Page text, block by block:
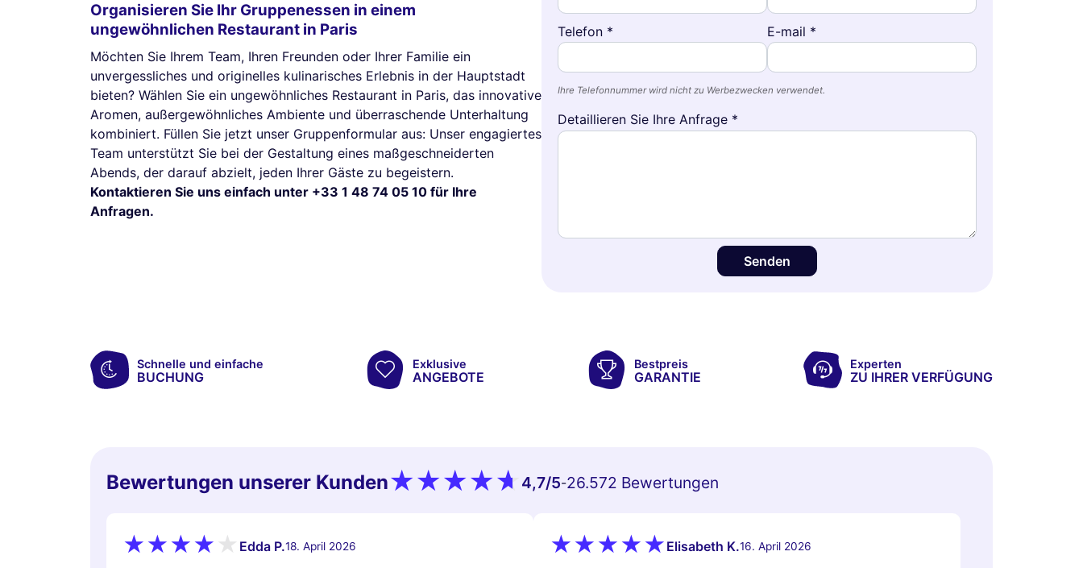
Organisieren Sie Ihr Gruppenessen in einem
ungewöhnlichen Restaurant in Paris
Möchten Sie Ihrem Team, Ihren Freunden oder Ihrer Familie ein
unvergessliches und originelles kulinarisches Erlebnis in der Hauptstadt
bieten? Wählen Sie ein ungewöhnliches Restaurant in Paris, das innovative
Aromen, außergewöhnliches Ambiente und überraschende Unterhaltung
kombiniert. Füllen Sie jetzt unser Gruppenformular aus: Unser engagiertes
Team unterstützt Sie bei der Gestaltung eines maßgeschneiderten
Abends, der darauf abzielt, jeden Ihrer Gäste zu begeistern.
Kontaktieren Sie uns einfach unter +33 1 48 74 05 10 für Ihre
Anfragen.
Telefon * E-mail *
Ihre Telefonnummer wird nicht zu Werbezwecken verwendet.
Detaillieren Sie Ihre Anfrage *
Senden
Schnelle und einfache
BUCHUNG
Exklusive
ANGEBOTE
Bestpreis
GARANTIE
Experten
ZU IHRER VERFÜGUNG
Bewertungen unserer Kunden 4,7/5-26.572 Bewertungen
Edda P.18. April 2026 Elisabeth K.16. April 2026